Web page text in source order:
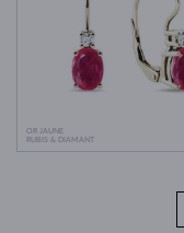
OR JAUNE
RUBIS & DIAMANT